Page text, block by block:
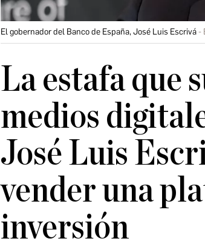
El gobernador del Banco de España, José Luis Escrivá
La estafa que
medios
José Luis
vender una
inversión